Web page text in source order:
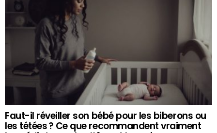
Faut-il réveiller son bébé pour les biberons ou
les tétées ? Ce que recommandent vraiment